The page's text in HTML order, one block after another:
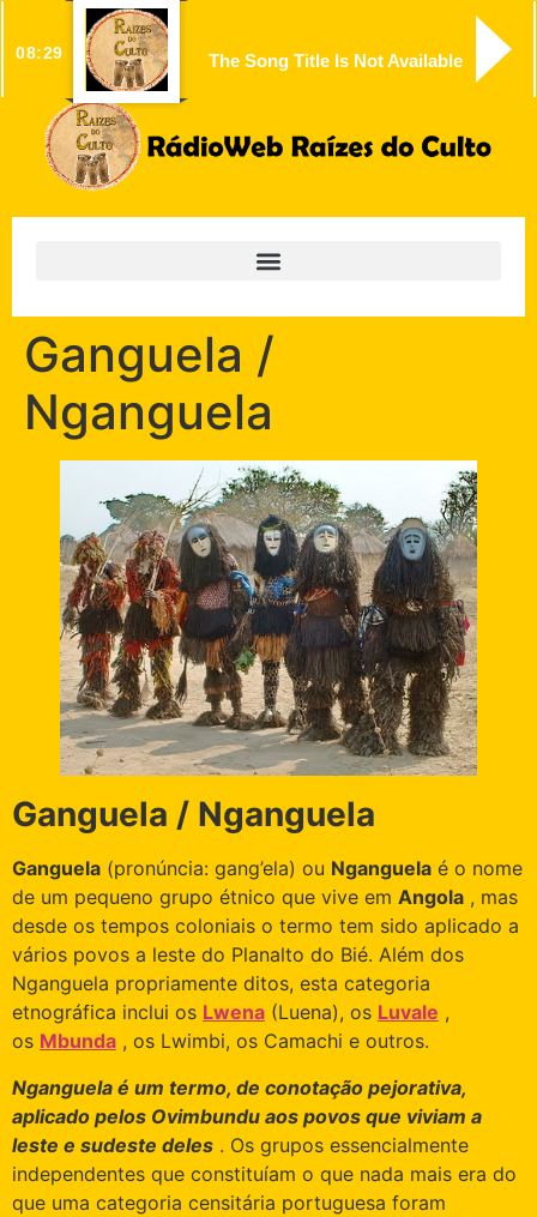
08:29 The Song Title Is Not Available
Ganguela /
Nganguela
Ganguela / Nganguela
Ganguela (pronúncia: gang’ela) ou Nganguela é o nome
de um pequeno grupo étnico que vive em Angola , mas
desde os tempos coloniais o termo tem sido aplicado a
vários povos a leste do Planalto do Bié. Além dos
Nganguela propriamente ditos, esta categoria
etnográfica inclui os Lwena (Luena), os Luvale ,
os Mbunda , os Lwimbi, os Camachi e outros.
Nganguela é um termo, de conotação pejorativa,
aplicado pelos Ovimbundu aos povos que viviam a
leste e sudeste deles . Os grupos essencialmente
independentes que constituíam o que nada mais era do
que uma categoria censitária portuguesa foram